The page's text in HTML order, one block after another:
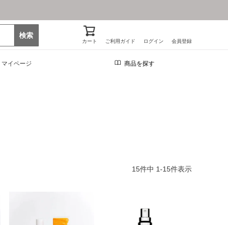
検索
カート ご利用ガイド ログイン 会員登録
マイページ 商品を探す
15件中 1-15件表示